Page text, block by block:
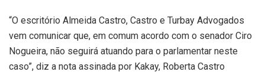
“O escritório Almeida Castro, Castro e Turbay Advogados
vem comunicar que, em comum acordo com o senador Ciro
Nogueira, não seguirá atuando para o parlamentar neste
caso”, diz a nota assinada por Kakay, Roberta Castro